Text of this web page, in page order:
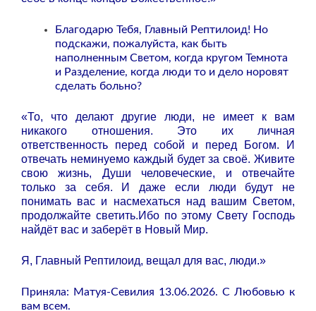
Благодарю Тебя, Главный Рептилоид! Но
подскажи, пожалуйста, как быть
наполненным Светом, когда кругом Темнота
и Разделение, когда люди то и дело норовят
сделать больно?
«То, что делают другие люди, не имеет к вам
никакого отношения. Это их личная
ответственность перед собой и перед Богом. И
отвечать неминуемо каждый будет за своё. Живите
свою жизнь, Души человеческие, и отвечайте
только за себя. И даже если люди будут не
понимать вас и насмехаться над вашим Светом,
продолжайте светить.Ибо по этому Свету Господь
найдёт вас и заберёт в Новый Мир.
Я, Главный Рептилоид, вещал для вас, люди.»
Приняла: Матуя-Севилия 13.06.2026. С Любовью к
вам всем.